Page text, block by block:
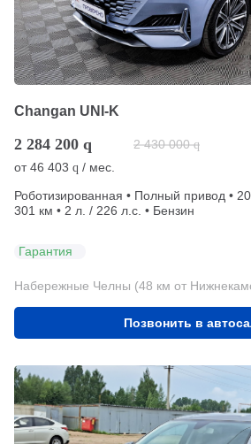
Changan UNI-K
2 284 200 q 2 430 000 q
от46 403 q / мес.
Роботизированная • Полный привод •
301 км • 2 л. / 226 л.с. • Бензин
Гарантия
Набережные Челны (48 км от
Позвонить в